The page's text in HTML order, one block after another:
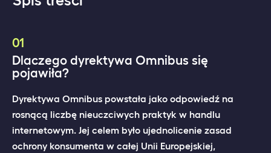
01
Dlaczego dyrektywa Omnibus się
pojawiła?
Dyrektywa Omnibus powstała jako odpowiedź na
rosnącą liczbę nieuczciwych praktyk w handlu
internetowym. Jej celem było ujednolicenie zasad
ochrony konsumenta w całej Unii Europejskiej,